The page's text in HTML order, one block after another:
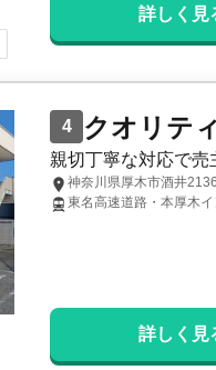
詳しく見
4 クオリテ
親切丁寧な対応で売
神奈川県厚木市酒井
東名高速道路・本厚木
詳しく見